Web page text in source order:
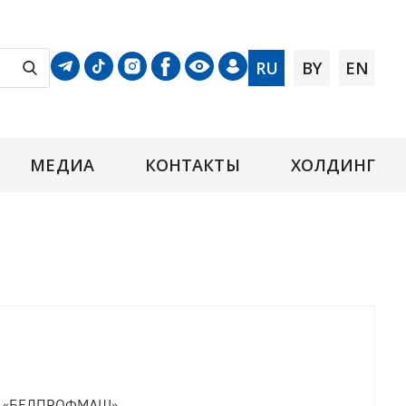
RU BY EN
МЕДИА КОНТАКТЫ ХОЛДИНГ